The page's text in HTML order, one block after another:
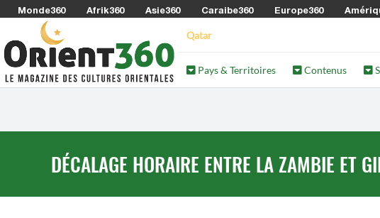
Monde360 Afrik360 Asie360 Caraibe360 Europe360
Qatar
Pays & Territoires Contenus
DÉCALAGE HORAIRE ENTRE LA ZAMBIE ET